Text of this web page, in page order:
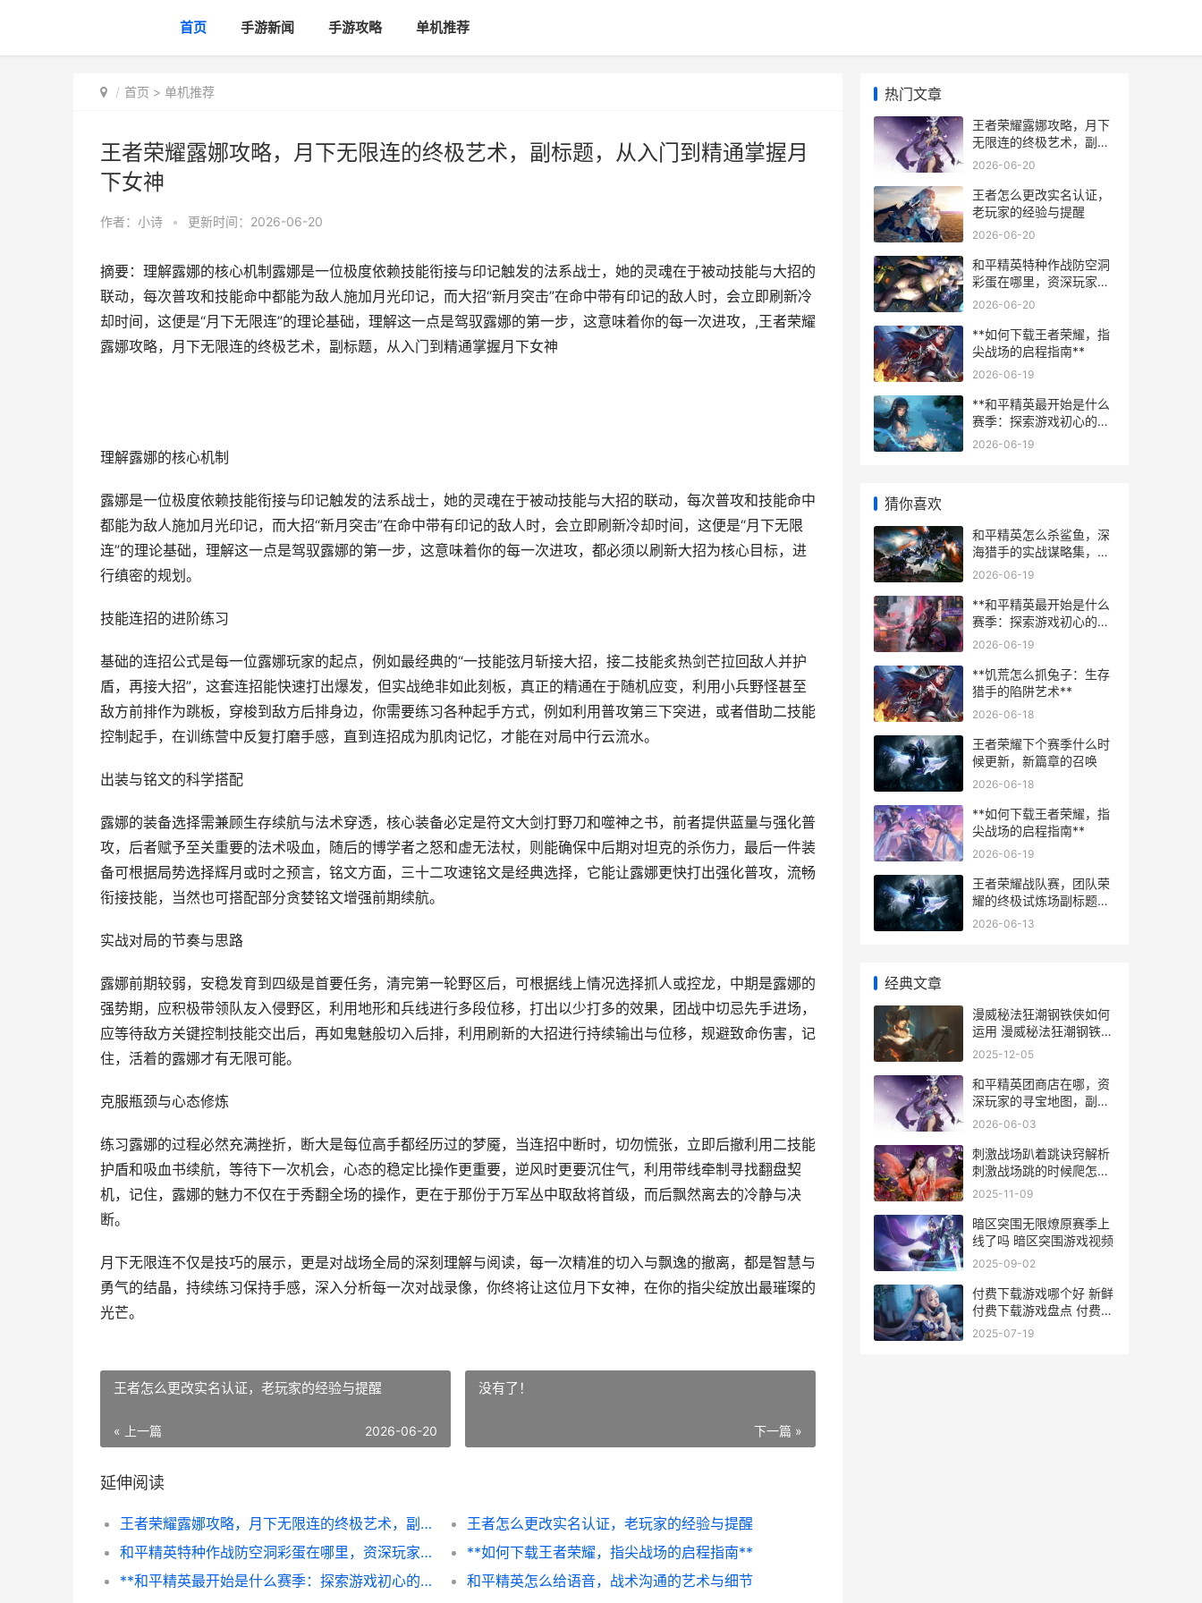
首页 手游新闻 手游攻略 单机推荐
首页 > 单机推荐
王者荣耀露娜攻略，月下无限连的终极艺术，副标题，从入门到精通掌握月
下女神
作者： 小诗 • 更新时间：2026-06-20
摘要：理解露娜的核心机制露娜是一位极度依赖技能衔接与印记触发的法系战士，她的灵魂在于被动技能与大招的
联动，每次普攻和技能命中都能为敌人施加月光印记，而大招“新月突击”在命中带有印记的敌人时，会立即刷新冷
却时间，这便是“月下无限连”的理论基础，理解这一点是驾驭露娜的第一步，这意味着你的每一次进攻，,王者荣耀
露娜攻略，月下无限连的终极艺术，副标题，从入门到精通掌握月下女神
理解露娜的核心机制
露娜是一位极度依赖技能衔接与印记触发的法系战士，她的灵魂在于被动技能与大招的联动，每次普攻和技能命中
都能为敌人施加月光印记，而大招“新月突击”在命中带有印记的敌人时，会立即刷新冷却时间，这便是“月下无限
连”的理论基础，理解这一点是驾驭露娜的第一步，这意味着你的每一次进攻，都必须以刷新大招为核心目标，进
行缜密的规划。
技能连招的进阶练习
基础的连招公式是每一位露娜玩家的起点，例如最经典的“一技能弦月斩接大招，接二技能炙热剑芒拉回敌人并护
盾，再接大招”，这套连招能快速打出爆发，但实战绝非如此刻板，真正的精通在于随机应变，利用小兵野怪甚至
敌方前排作为跳板，穿梭到敌方后排身边，你需要练习各种起手方式，例如利用普攻第三下突进，或者借助二技能
控制起手，在训练营中反复打磨手感，直到连招成为肌肉记忆，才能在对局中行云流水。
出装与铭文的科学搭配
露娜的装备选择需兼顾生存续航与法术穿透，核心装备必定是符文大剑打野刀和噬神之书，前者提供蓝量与强化普
攻，后者赋予至关重要的法术吸血，随后的博学者之怒和虚无法杖，则能确保中后期对坦克的杀伤力，最后一件装
备可根据局势选择辉月或时之预言，铭文方面，三十二攻速铭文是经典选择，它能让露娜更快打出强化普攻，流畅
衔接技能，当然也可搭配部分贪婪铭文增强前期续航。
实战对局的节奏与思路
露娜前期较弱，安稳发育到四级是首要任务，清完第一轮野区后，可根据线上情况选择抓人或控龙，中期是露娜的
强势期，应积极带领队友入侵野区，利用地形和兵线进行多段位移，打出以少打多的效果，团战中切忌先手进场，
应等待敌方关键控制技能交出后，再如鬼魅般切入后排，利用刷新的大招进行持续输出与位移，规避致命伤害，记
住，活着的露娜才有无限可能。
克服瓶颈与心态修炼
练习露娜的过程必然充满挫折，断大是每位高手都经历过的梦魇，当连招中断时，切勿慌张，立即后撤利用二技能
护盾和吸血书续航，等待下一次机会，心态的稳定比操作更重要，逆风时更要沉住气，利用带线牵制寻找翻盘契
机，记住，露娜的魅力不仅在于秀翻全场的操作，更在于那份于万军丛中取敌将首级，而后飘然离去的冷静与决
断。
月下无限连不仅是技巧的展示，更是对战场全局的深刻理解与阅读，每一次精准的切入与飘逸的撤离，都是智慧与
勇气的结晶，持续练习保持手感，深入分析每一次对战录像，你终将让这位月下女神，在你的指尖绽放出最璀璨的
光芒。
王者怎么更改实名认证，老玩家的经验与提醒
« 上一篇 2026-06-20
没有了！
下一篇 »
延伸阅读
王者荣耀露娜攻略，月下无限连的终极艺术，副标题，从入门到精通掌握月下女神
王者怎么更改实名认证，老玩家的经验与提醒
和平精英特种作战防空洞彩蛋在哪里，资深玩家的寻宝路线图副标题
**如何下载王者荣耀，指尖战场的启程指南**
**和平精英最开始是什么赛季：探索游戏初心的起点**
和平精英怎么给语音，战术沟通的艺术与细节
热门文章
王者荣耀露娜攻略，月下
无限连的终极艺术，副标
题，从入门到精通掌握月
2026-06-20
王者怎么更改实名认证，
老玩家的经验与提醒
2026-06-20
和平精英特种作战防空洞
彩蛋在哪里，资深玩家的
寻宝路线图副标题
2026-06-20
**如何下载王者荣耀，指
尖战场的启程指南**
2026-06-19
**和平精英最开始是什么
赛季：探索游戏初心的起
点**
2026-06-19
猜你喜欢
和平精英怎么杀鲨鱼，深
海猎手的实战谋略集，副
标题，浅水区诱捕与深海
2026-06-19
**和平精英最开始是什么
赛季：探索游戏初心的起
点**
2026-06-19
**饥荒怎么抓兔子：生存
猎手的陷阱艺术**
2026-06-18
王者荣耀下个赛季什么时
候更新，新篇章的召唤
2026-06-18
**如何下载王者荣耀，指
尖战场的启程指南**
2026-06-19
王者荣耀战队赛，团队荣
耀的终极试炼场副标题：
策略，默契与意志的巅峰
2026-06-13
经典文章
漫威秘法狂潮钢铁侠如何
运用 漫威秘法狂潮钢铁侠
神器
2025-12-05
和平精英团商店在哪，资
深玩家的寻宝地图，副标
题，探秘游戏内隐藏的社
2026-06-03
刺激战场趴着跳诀窍解析
刺激战场跳的时候爬怎么
操作
2025-11-09
暗区突围无限燎原赛季上
线了吗 暗区突围游戏视频
2025-09-02
付费下载游戏哪个好 新鲜
付费下载游戏盘点 付费游
戏app
2025-07-19